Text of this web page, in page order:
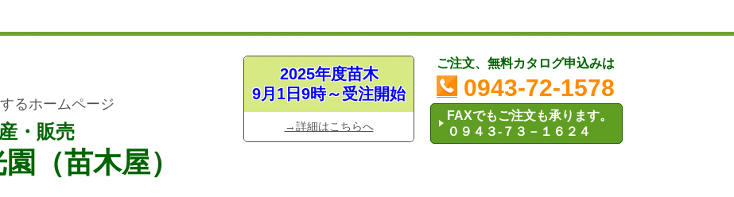
るホームページ
・販売
（苗木屋）
2025年度苗木
9月1日9時～受注開始
→詳細はこちらへ
ご注文、無料カタログ申込みは
0943-72-1578
FAXでもご注文も承ります。
０９４３-７３－１６２４